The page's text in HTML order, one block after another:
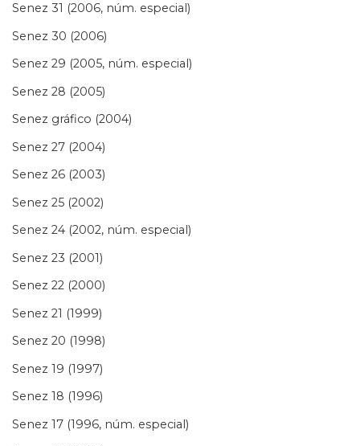
Senez 31 (2006, núm. especial)
Senez 30 (2006)
Senez 29 (2005, núm. especial)
Senez 28 (2005)
Senez gráfico (2004)
Senez 27 (2004)
Senez 26 (2003)
Senez 25 (2002)
Senez 24 (2002, núm. especial)
Senez 23 (2001)
Senez 22 (2000)
Senez 21 (1999)
Senez 20 (1998)
Senez 19 (1997)
Senez 18 (1996)
Senez 17 (1996, núm. especial)